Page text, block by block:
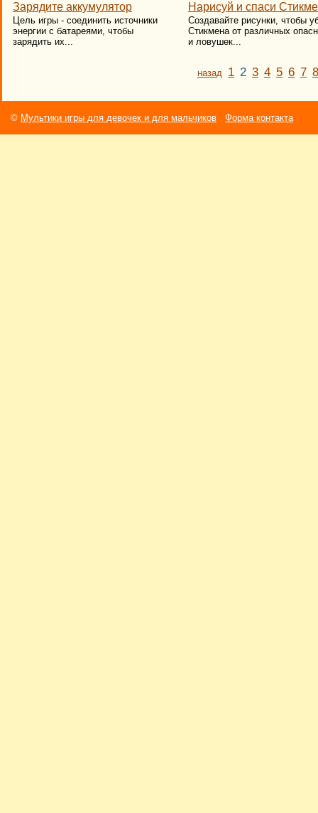
Зарядите аккумулятор
​Цель игры - соединить источники
энергии с батареями, чтобы
зарядить их...
Нарисуй и спаси
​Создавайте рисунки, чтобы
Стикмена от различных
и ловушек...
назад 1 2 3 4 5 6 7 8
© Мультики игры для девочек и для мальчиков Форма контакта